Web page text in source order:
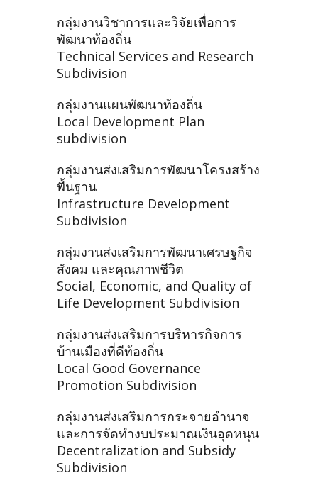
กลุ่มงานวิชาการและวิจัยเพื่อการ
พัฒนาท้องถิ่น
Technical Services and Research
Subdivision
กลุ่มงานแผนพัฒนาท้องถิ่น
Local Development Plan
subdivision
กลุ่มงานส่งเสริมการพัฒนาโครงสร้าง
พื้นฐาน
Infrastructure Development
Subdivision
กลุ่มงานส่งเสริมการพัฒนาเศรษฐกิจ
สังคม และคุณภาพชีวิต
Social, Economic, and Quality of
Life Development Subdivision
กลุ่มงานส่งเสริมการบริหารกิจการ
บ้านเมืองที่ดีท้องถิ่น
Local Good Governance
Promotion Subdivision
กลุ่มงานส่งเสริมการกระจายอำนาจ
และการจัดทำงบประมาณเงินอุดหนุน
Decentralization and Subsidy
Subdivision